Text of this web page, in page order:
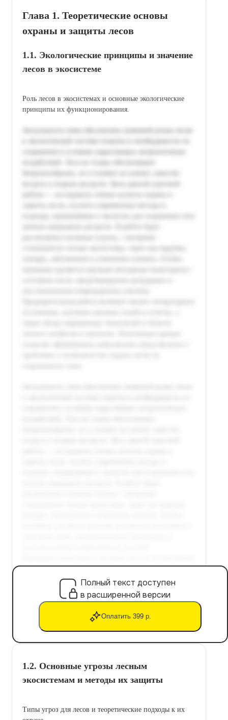
Глава 1. Теоретические основы
охраны и защиты лесов
1.1. Экологические принципы и значение
лесов в экосистеме
Роль лесов в экосистемах и основные экологические
принципы их функционирования.
Полный текст доступен
в расширенной версии
Оплатить 399 р.
1.2. Основные угрозы лесным
экосистемам и методы их защиты
Типы угроз для лесов и теоретические подходы к их